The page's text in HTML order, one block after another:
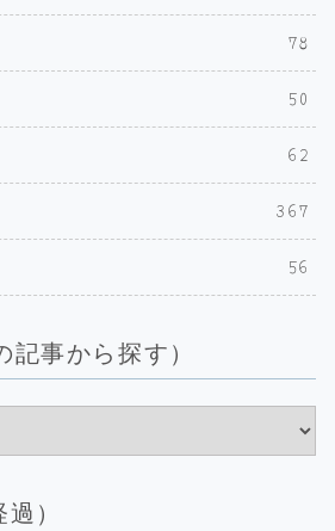
78
50
62
367
56
事から探す）
）